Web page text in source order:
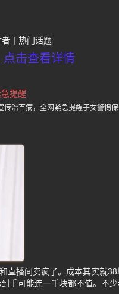
者 热门话题
击查看详情
提醒
传治百病，全网紧急提醒子女警惕
直播间卖疯了。成本其实就
手可能连一千块都不值。不少